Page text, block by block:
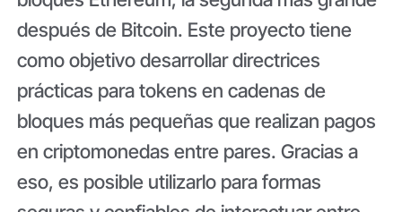
después de Bitcoin. Este proyecto tiene
como objetivo desarrollar directrices
prácticas para tokens en cadenas de
bloques más pequeñas que realizan pagos
en criptomonedas entre pares. Gracias a
eso, es posible utilizarlo para formas